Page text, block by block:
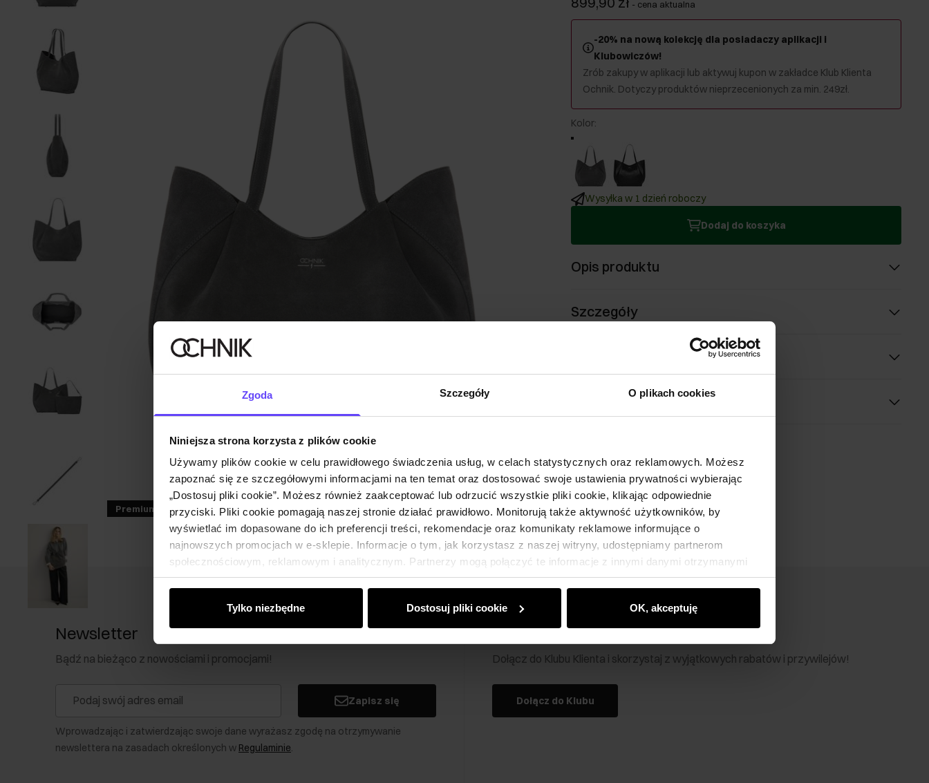
Zgoda Szczegóły O plikach cookies
Niniejsza strona korzysta z plików cookie
Używamy plików cookie w celu prawidłowego świadczenia usług, w celach statystycznych oraz reklamowych. Możesz
zapoznać się ze szczegółowymi informacjami na ten temat oraz dostosować swoje ustawienia prywatności wybierając
„Dostosuj pliki cookie”. Możesz również zaakceptować lub odrzucić wszystkie pliki cookie, klikając odpowiednie
przyciski. Pliki cookie pomagają naszej stronie działać prawidłowo. Monitorują także aktywność użytkowników, by
wyświetlać im dopasowane do ich preferencji treści, rekomendacje oraz komunikaty reklamowe informujące o
najnowszych promocjach w e-sklepie. Informacje o tym, jak korzystasz z naszej witryny, udostępniamy partnerom
społecznościowym, reklamowym i analitycznym. Partnerzy mogą połączyć te informacje z innymi danymi otrzymanymi
od Ciebie lub uzyskanymi podczas korzystania z ich usług.
Tylko niezbędne Dostosuj pliki cookie OK, akceptuję
Premium TYLKO ONLINE NEW20
- cena aktualna
-20% na nową kolekcję dla posiadaczy aplikacji i
Klubowiczów!
Zrób zakupy w aplikacji lub aktywuj kupon w zakładce Klub Klienta
Ochnik. Dotyczy produktów nieprzecenionych za min. 249zł.
Kolor:
Wysyłka w 1 dzień roboczy
Dodaj do koszyka
Opis produktu
Szczegóły
Newsletter
Bądź na bieżąco z nowościami i promocjami!
Zapisz się
Wprowadzając i zatwierdzając swoje dane wyrażasz zgodę na otrzymywanie
newslettera na zasadach określonych w Regulaminie.
Klub Klienta Ochnik
Dołącz do Klubu Klienta i skorzystaj z wyjątkowych rabatów i przywilejów!
Dołącz do Klubu